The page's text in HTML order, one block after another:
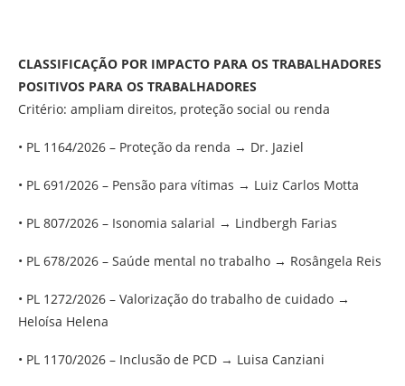
CLASSIFICAÇÃO POR IMPACTO PARA OS TRABALHADORES
POSITIVOS PARA OS TRABALHADORES
Critério: ampliam direitos, proteção social ou renda
• PL 1164/2026 – Proteção da renda → Dr. Jaziel
• PL 691/2026 – Pensão para vítimas → Luiz Carlos Motta
• PL 807/2026 – Isonomia salarial → Lindbergh Farias
• PL 678/2026 – Saúde mental no trabalho → Rosângela Reis
• PL 1272/2026 – Valorização do trabalho de cuidado →
Heloísa Helena
• PL 1170/2026 – Inclusão de PCD → Luisa Canziani